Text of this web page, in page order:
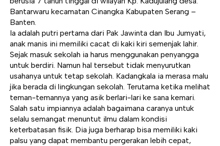
Bantarwaru kecamatan Cinangka Kabupaten Serang –
Banten.
Ia adalah putri pertama dari Pak Jawinta dan Ibu Jumyati,
anak manis ini memiliki cacat di kaki kiri semenjak lahir.
Sejak masuk sekolah ia harus menggunakan penyangga
untuk berdiri. Namun hal tersebut tidak menyurutkan
usahanya untuk tetap sekolah. Kadangkala ia merasa malu
jika berada di lingkungan sekolah. Terutama ketika melihat
teman-temannya yang asik berlari-lari ke sana kemari.
Salah satu impiannya adalah bagaimana caranya untuk
selalu semangat menuntut ilmu dalam kondisi
keterbatasan fisik. Dia juga berharap bisa memiliki kaki
palsu yang dapat membantu pergerakan lebih cepat,